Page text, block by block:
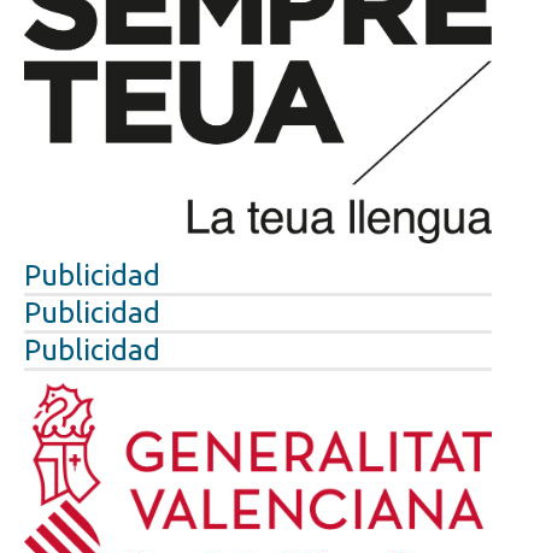
Publicidad
Publicidad
Publicidad